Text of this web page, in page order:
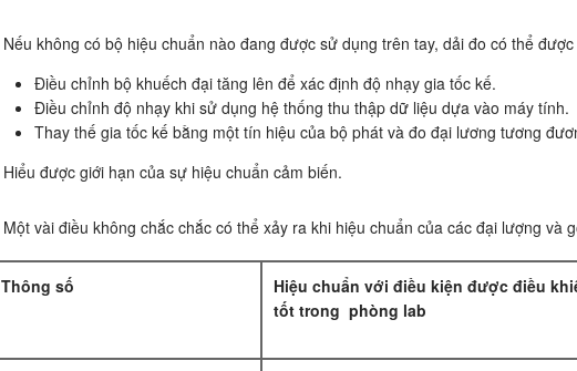
Nếu không có bộ hiệu chuẩn nào đang được sử dụng trên tay, dải đo có thể
Điều chỉnh bộ khuếch đại tăng lên để xác định độ nhạy gia tốc kế.
Điều chỉnh độ nhạy khi sử dụng hệ thống thu thập dữ liệu dựa vào máy tính.
Thay thế gia tốc kế bằng một tín hiệu của bộ phát và đo đại lương tương
Hiểu được giới hạn của sự hiệu chuẩn cảm biến.
Một vài điều không chắc chắc có thể xảy ra khi hiệu chuẩn của các đại lượng và
Thông số
Hiệu chuẩn với điều kiện được điều
tốt trong phòng lab